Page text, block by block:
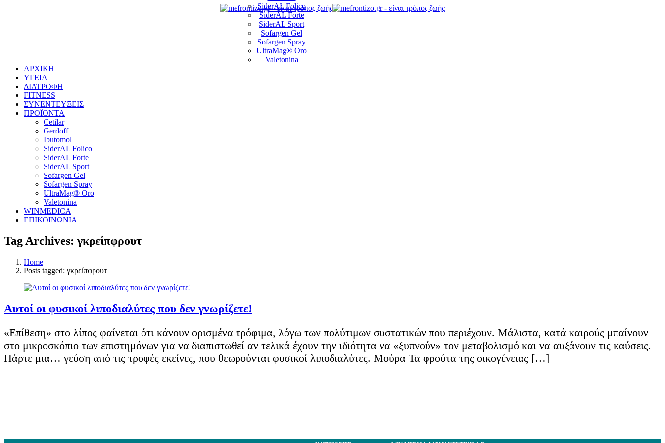
SiderAL Folico
SiderAL Forte
SiderAL Sport
Sofargen Gel
Sofargen Spray
UltraMag® Oro
Valetonina
ΑΡΧΙΚΗ
ΥΓΕΙΑ
ΔΙΑΤΡΟΦΗ
FITNESS
ΣΥΝΕΝΤΕΥΞΕΙΣ
ΠΡΟΪΟΝΤΑ
Cetilar
Gerdoff
Ibutomol
SiderAL Folico
SiderAL Forte
SiderAL Sport
Sofargen Gel
Sofargen Spray
UltraMag® Oro
Valetonina
WINMEDICA
ΕΠΙΚΟΙΝΩΝΙΑ
Tag Archives: γκρείπφρουτ
Home
Posts tagged: γκρείπφρουτ
Αυτοί οι φυσικοί λιποδιαλύτες που δεν γνωρίζετε!
«Επίθεση» στο λίπος φαίνεται ότι κάνουν ορισμένα τρόφιμα, λόγω των πολύτιμων συστατικών που περιέχουν. Μάλιστα, κατά καιρούς μπαίνουν
στο μικροσκόπιο των επιστημόνων για να διαπιστωθεί αν τελικά έχουν την ιδιότητα να «ξυπνούν» τον μεταβολισμό και να αυξάνουν τις καύσεις.
Πάρτε μια… γεύση από τις τροφές εκείνες, που θεωρούνται φυσικοί λιποδιαλύτες. Μούρα Τα φρούτα της οικογένειας […]